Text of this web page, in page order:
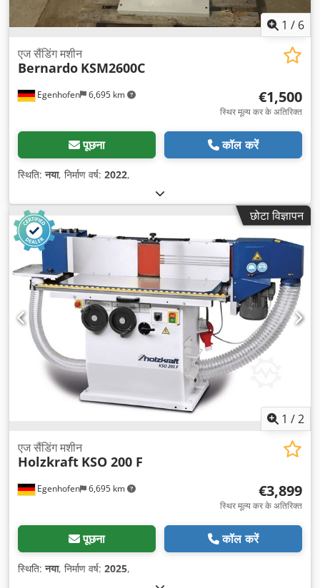
1 / 6
Egenhofen 6,695 km
एज सैंडिंग मशीन
Bernardo KSM2600C
€1,500
स्थिर मूल्य कर के अतिरिक्त
पूछना कॉल करें
स्थिति:नया, निर्माण वर्ष: 2022,
छोटा विज्ञापन
1 /2
Egenhofen 6,695 km
एज सैंडिंग मशीन
Holzkraft KSO 200 F
€3,899
स्थिर मूल्य कर के अतिरिक्त
पूछना कॉल करें
स्थिति:नया, निर्माण वर्ष: 2025,